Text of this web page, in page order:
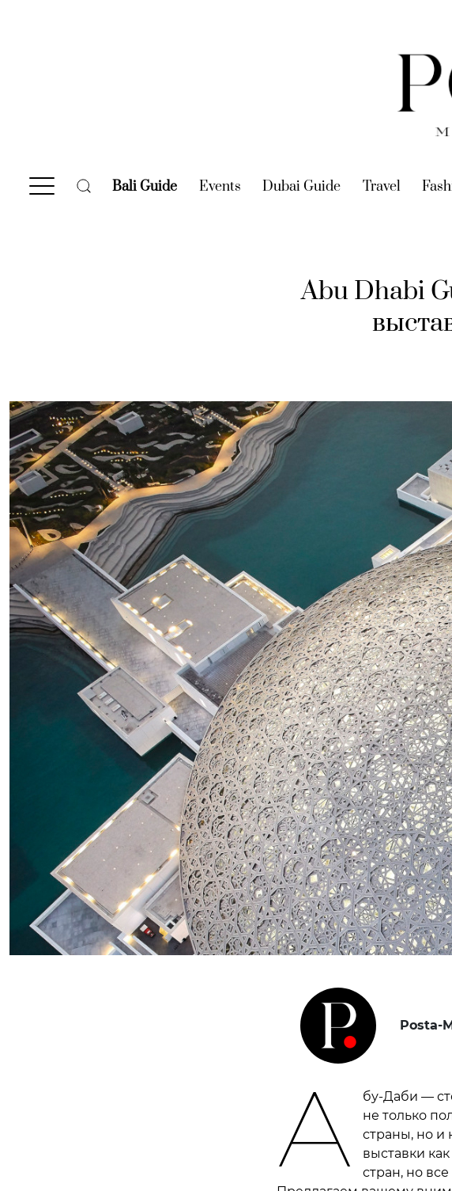
Bali Guide (current)
Events (current)
Dubai Guide (current)
Travel
Abu Dhabi
Posta-
А
бу-Даби —
не только
страны, но и
выставки
стран, но